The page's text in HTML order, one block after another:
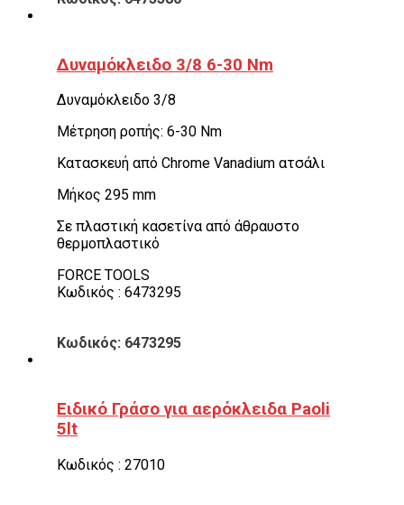
Δυναμόκλειδο 3/8 6-30 Nm
Δυναμόκλειδο 3/8
Μέτρηση ροπής: 6-30 Νm
Κατασκευή από Chrome Vanadium ατσάλι
Μήκος 295 mm
Σε πλαστική κασετίνα από άθραυστο
θερμοπλαστικό
FORCE TOOLS
Κωδικός : 6473295
Κωδικός: 6473295
Ειδικό Γράσο για αερόκλειδα Paoli
5lt
Κωδικός : 27010